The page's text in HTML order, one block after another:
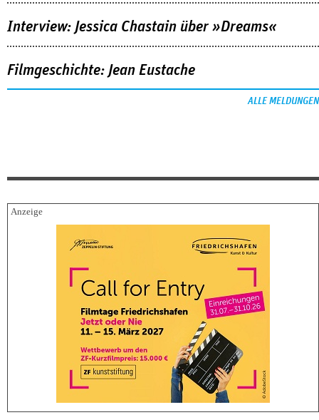
Interview: Jessica Chastain über »Dreams«
Filmgeschichte: Jean Eustache
ALLE MELDUNGEN